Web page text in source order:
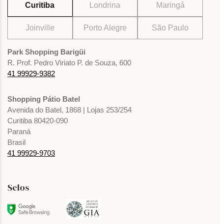
Curitiba Londrina Maringá
Joinville Porto Alegre São Paulo
Park Shopping Barigüi
R. Prof. Pedro Viriato P. de Souza, 600
41 99929-9382
Shopping Pátio Batel
Avenida do Batel, 1868 | Lojas 253/254
Curitiba 80420-090
Paraná
Brasil
41 99929-9703
Selos